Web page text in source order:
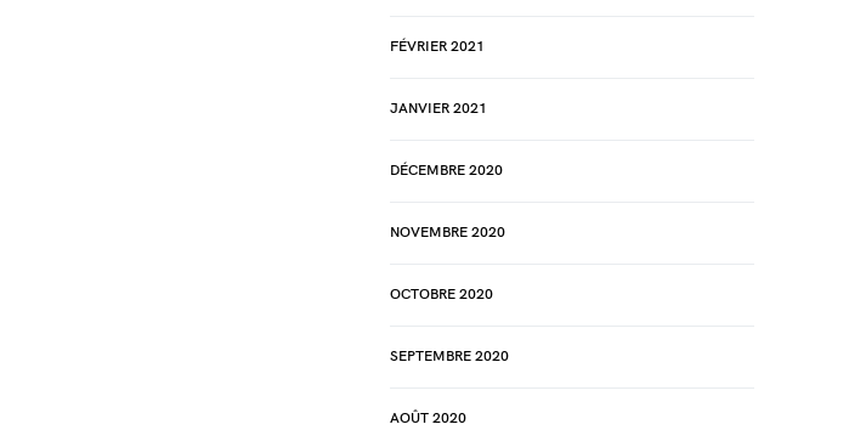
FÉVRIER 2021
JANVIER 2021
DÉCEMBRE 2020
NOVEMBRE 2020
OCTOBRE 2020
SEPTEMBRE 2020
AOÛT 2020